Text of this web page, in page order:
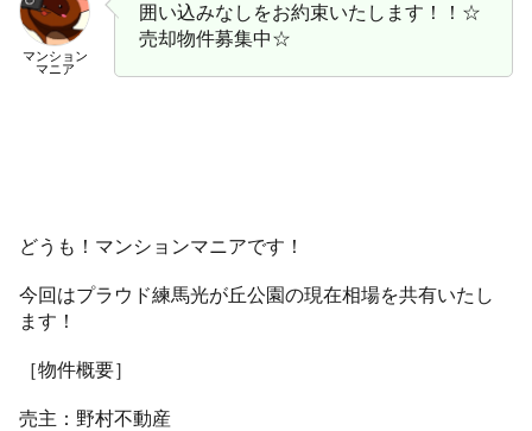
マンション
マニア
囲い込みなしをお約束いたします！！☆
売却物件募集中☆
どうも！マンションマニアです！
今回はプラウド練馬光が丘公園の現在相場を共有いたし
ます！
［物件概要］
売主：野村不動産